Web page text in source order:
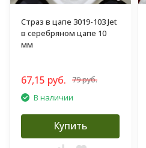
Страз в цапе 3019-103 Jet
в серебряном цапе 10
мм
67,15 руб. 79 руб.
В наличии
Купить